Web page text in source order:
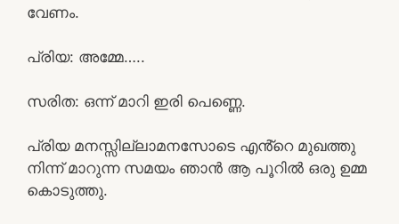
വേണം.
പ്രിയ: അമ്മേ…..
സരിത: ഒന്ന് മാറി ഇരി പെണ്ണെ.
പ്രിയ മനസ്സില്ലാമനസോടെ എൻ്റെ മുഖത്തു
നിന്ന് മാറുന്ന സമയം ഞാൻ ആ പൂറിൽ ഒരു ഉമ്മ
കൊടുത്തു.